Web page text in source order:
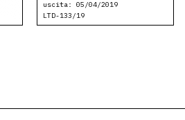
uscita: 05/04/2019
LTD-133/19